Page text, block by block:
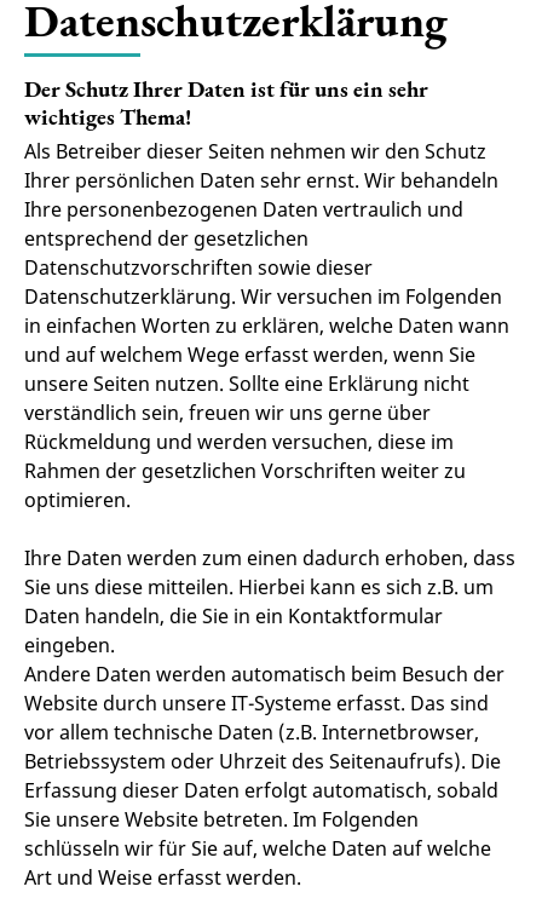
Datenschutzerklärung
Der Schutz Ihrer Daten ist für uns ein sehr
wichtiges Thema!
Als Betreiber dieser Seiten nehmen wir den Schutz
Ihrer persönlichen Daten sehr ernst. Wir behandeln
Ihre personenbezogenen Daten vertraulich und
entsprechend der gesetzlichen
Datenschutzvorschriften sowie dieser
Datenschutzerklärung. Wir versuchen im Folgenden
in einfachen Worten zu erklären, welche Daten wann
und auf welchem Wege erfasst werden, wenn Sie
unsere Seiten nutzen. Sollte eine Erklärung nicht
verständlich sein, freuen wir uns gerne über
Rückmeldung und werden versuchen, diese im
Rahmen der gesetzlichen Vorschriften weiter zu
optimieren.
Ihre Daten werden zum einen dadurch erhoben, dass
Sie uns diese mitteilen. Hierbei kann es sich z.B. um
Daten handeln, die Sie in ein Kontaktformular
eingeben.
Andere Daten werden automatisch beim Besuch der
Website durch unsere IT-Systeme erfasst. Das sind
vor allem technische Daten (z.B. Internetbrowser,
Betriebssystem oder Uhrzeit des Seitenaufrufs). Die
Erfassung dieser Daten erfolgt automatisch, sobald
Sie unsere Website betreten. Im Folgenden
schlüsseln wir für Sie auf, welche Daten auf welche
Art und Weise erfasst werden.